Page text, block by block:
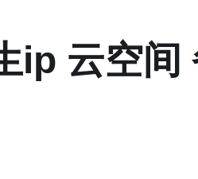
ip 云空间